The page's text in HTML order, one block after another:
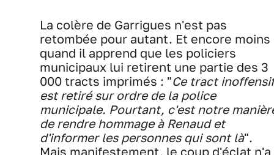
La colère de Garrigues n'est pas
retombée pour autant. Et encore moins
quand il apprend que les policiers
municipaux lui retirent une partie des 3
000 tracts imprimés : "Ce tract inoffensif
est retiré sur ordre de la police
municipale. Pourtant, c'est notre
de rendre hommage à Renaud et
d'informer les personnes qui sont là".
Mais manifestement, le coup d'éclat n'a